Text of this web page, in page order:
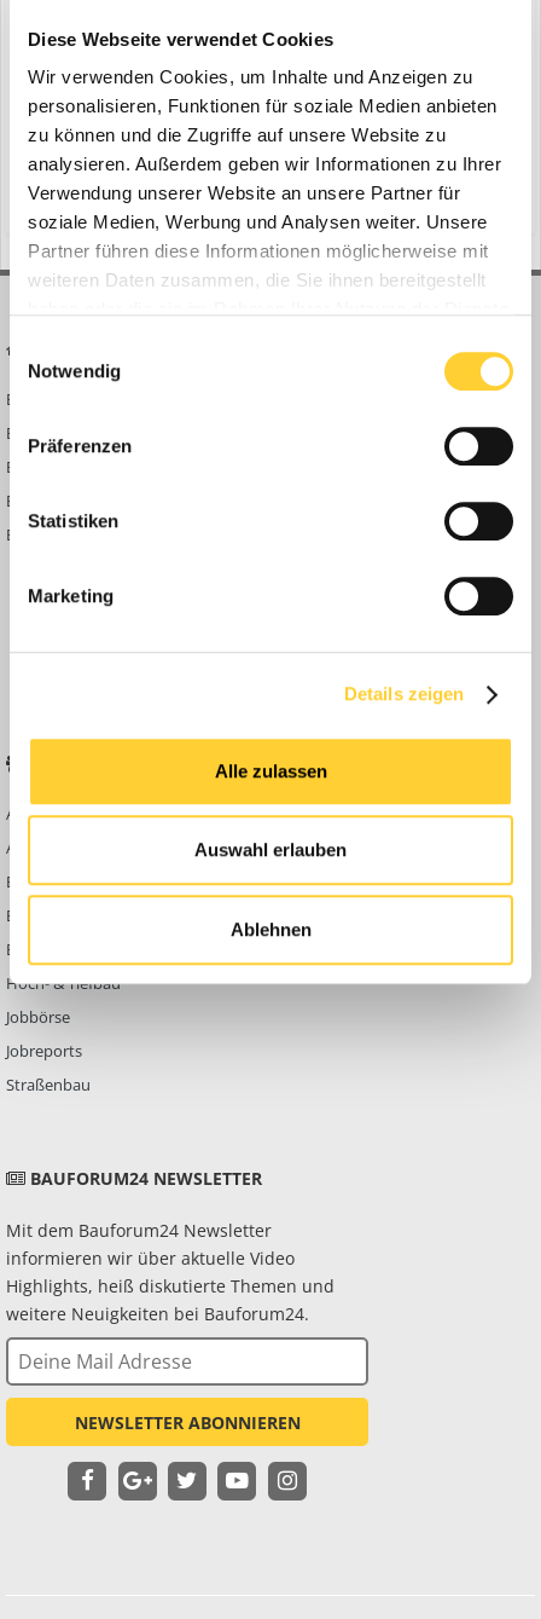
Diese Webseite verwendet Cookies
Wir verwenden Cookies, um Inhalte und Anzeigen zu
personalisieren, Funktionen für soziale Medien anbieten
zu können und die Zugriffe auf unsere Website zu
analysieren. Außerdem geben wir Informationen zu Ihrer
Verwendung unserer Website an unsere Partner für
soziale Medien, Werbung und Analysen weiter. Unsere
Partner führen diese Informationen möglicherweise mit
weiteren Daten zusammen, die Sie ihnen bereitgestellt
Einwilligungsauswahl
Notwendig
Präferenzen
Statistiken
Marketing
Details zeigen
Alle zulassen
Auswahl erlauben
Ablehnen
ein Thema erstellte Bauforum24 inNews aus der
Ismaning - Volvo Construction Equipment (Volvo CE) beweist mit
seiner bislang ambitioniertesten Produktreihe knickgelenkter
Dumper sein klares Bekenntnis zu modernster Technologie,
maximaler Sicherheit und höchster Produktivität – selbst für die
härtesten Baueinsätze der Welt. Bauforum24 Artik...
29. Januar 2025
volvo-antriebsstrang terrain memory (und 7 weitere)
Bauforum24 News
Bauforum24 TV
BF24 Mediathek
BF24 Fotostrecken
Bauforum Shop
Abbruch
Ausbildung & Beruf
Bau Allgemein
Baumaschinen
Berg- & Tagebau
Hoch- & Tiefbau
Jobbörse
Jobreports
Straßenbau
KONTAKT
Werben auf
Bauforum24
Datenschutzerklärung
BAUFORUM24 NEWSLETTER
Mit dem Bauforum24 Newsletter
informieren wir über aktuelle Video
Highlights, heiß diskutierte Themen und
weitere Neuigkeiten bei Bauforum24.
NEWSLETTER ABONNIEREN